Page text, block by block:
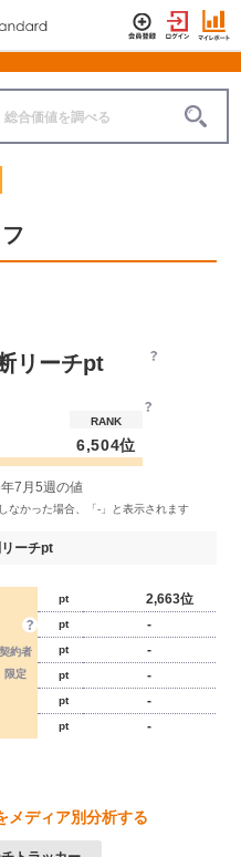
リーチpt
RANK
6,504位
7月5週の値
ーチpt
pt
2,663位
pt
-
pt
-
pt
-
pt
-
pt -
メディア別分析する